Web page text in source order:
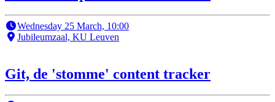
Wednesday 25 March, 10:00
Jubileumzaal, KU Leuven
Git, de 'stomme' content tracker